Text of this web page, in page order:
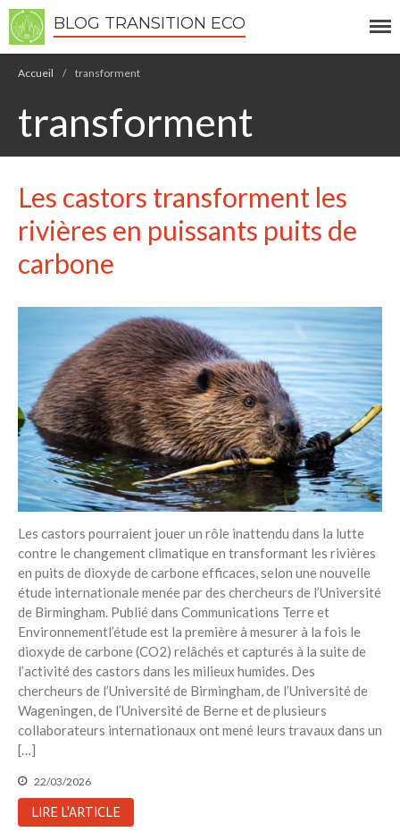
Écologie
Développement durable
Permaculture
Recent Posts
6 éco-actions faciles à prendre
avec vos enfants
Réduire les déchets : votre
guide pour les citoyens et les
électeurs
Toits verts | Association
Permaculturelle
L’intelligence artificielle pour
prédire le succès des invasions
biologiques – The Applied
Ecologist
Utiliser l’apprentissage
automatique pour prédire le
succès d’une invasion – The
Applied Ecologist
Recent Comments
BLOG TRANSITION ECO
Accueil / transforment
transforment
Les castors transforment les
rivières en puissants puits de
carbone
Les castors pourraient jouer un rôle inattendu dans la lutte
contre le changement climatique en transformant les rivières
en puits de dioxyde de carbone efficaces, selon une nouvelle
étude internationale menée par des chercheurs de l’Université
de Birmingham. Publié dans Communications Terre et
Environnementl’étude est la première à mesurer à la fois le
dioxyde de carbone (CO2) relâchés et capturés à la suite de
l’activité des castors dans les milieux humides. Des
chercheurs de l’Université de Birmingham, de l’Université de
Wageningen, de l’Université de Berne et de plusieurs
collaborateurs internationaux ont mené leurs travaux dans un
[…]
22/03/2026
LIRE L'ARTICLE